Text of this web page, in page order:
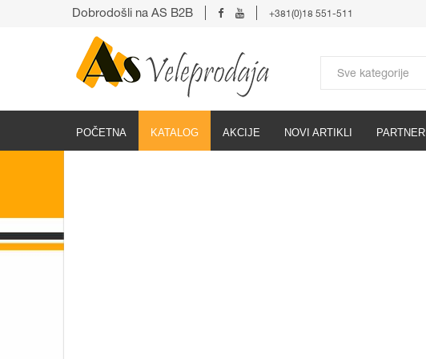
POČETNA KATALOG AKCIJE NOVI ARTIKLI PARTNERI
Dobrodošli na AS B2B +381(0)18 551-511